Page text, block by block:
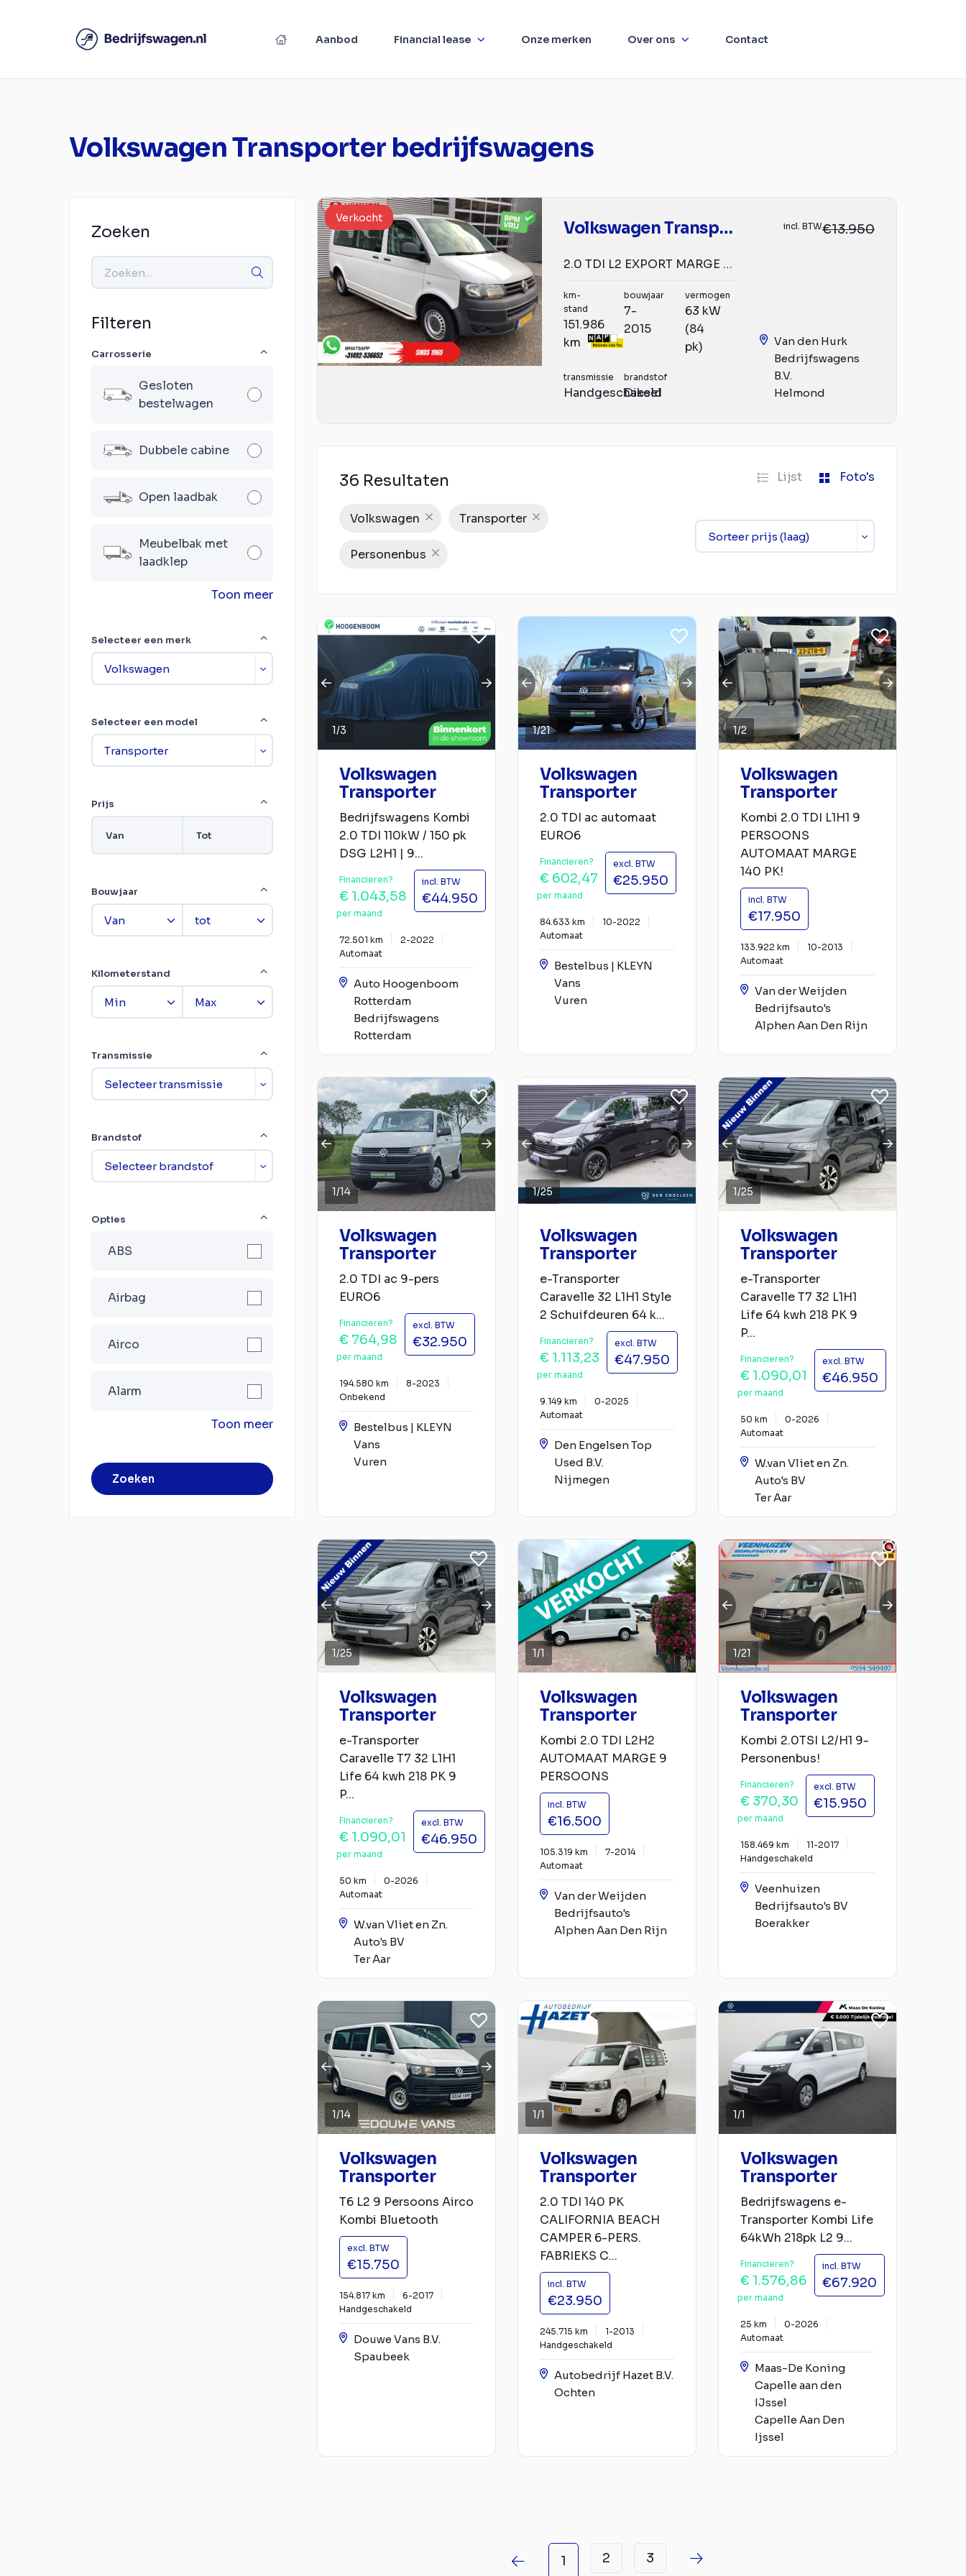
Aanbod Financial lease Onze merken Over ons Contact
Volkswagen Transporter bedrijfswagens
Zoeken
Filteren
Carrosserie
Gesloten
bestelwagen
Dubbele cabine
Open laadbak
Meubelbak met
laadklep
Toon meer
Selecteer een merk
Selecteer een model
Prijs
Van Tot
Bouwjaar
Kilometerstand
Transmissie
Brandstof
Opties
ABS
Airbag
Airco
Alarm
Toon meer
Zoeken
Verkocht
Volkswagen Transporter
2.0 TDI L2 EXPORT MARGE 9 Persoons/ Combi/ Kombi/ 9Pers./...
incl. BTW€13.950
km-
stand
151.986
km
bouwjaar
7-
2015
vermogen
63 kW
(84
pk)
transmissie
Handgeschakeld
brandstof
Diesel
Van den Hurk
Bedrijfswagens
B.V.
Helmond
36 Resultaten Lijst Foto's
Volkswagen Transporter
Personenbus
1/3
Volkswagen
Transporter
Bedrijfswagens Kombi
2.0 TDI 110kW / 150 pk
DSG L2H1 | 9...
Financieren?
€ 1.043,58
per maand
incl. BTW
€44.950
72.501 km
2-2022
Automaat
Auto Hoogenboom
Rotterdam
Bedrijfswagens
Rotterdam
1/21
Volkswagen
Transporter
2.0 TDI ac automaat
EURO6
Financieren?
€ 602,47
per maand
excl. BTW
€25.950
84.633 km
10-2022
Automaat
Bestelbus | KLEYN
Vans
Vuren
1/2
Volkswagen
Transporter
Kombi 2.0 TDI L1H1 9
PERSOONS
AUTOMAAT MARGE
140 PK!
incl. BTW
€17.950
133.922 km
10-2013
Automaat
Van der Weijden
Bedrijfsauto's
Alphen Aan Den Rijn
1/14
Volkswagen
Transporter
2.0 TDI ac 9-pers
EURO6
Financieren?
€ 764,98
per maand
excl. BTW
€32.950
194.580 km
8-2023
Onbekend
Bestelbus | KLEYN
Vans
Vuren
1/25
Volkswagen
Transporter
e-Transporter
Caravelle 32 L1H1 Style
2 Schuifdeuren 64 k...
Financieren?
€ 1.113,23
per maand
excl. BTW
€47.950
9.149 km
0-2025
Automaat
Den Engelsen Top
Used B.V.
Nijmegen
1/25
Volkswagen
Transporter
e-Transporter
Caravelle T7 32 L1H1
Life 64 kwh 218 PK 9
P...
Financieren?
€ 1.090,01
per maand
excl. BTW
€46.950
50 km
0-2026
Automaat
W.van Vliet en Zn.
Auto's BV
Ter Aar
1/25
Volkswagen
Transporter
e-Transporter
Caravelle T7 32 L1H1
Life 64 kwh 218 PK 9
P...
Financieren?
€ 1.090,01
per maand
excl. BTW
€46.950
50 km
0-2026
Automaat
W.van Vliet en Zn.
Auto's BV
Ter Aar
1/1
Volkswagen
Transporter
Kombi 2.0 TDI L2H2
AUTOMAAT MARGE 9
PERSOONS
incl. BTW
€16.500
105.319 km
7-2014
Automaat
Van der Weijden
Bedrijfsauto's
Alphen Aan Den Rijn
1/21
Volkswagen
Transporter
Kombi 2.0TSI L2/H1 9-
Personenbus!
Financieren?
€ 370,30
per maand
excl. BTW
€15.950
158.469 km
11-2017
Handgeschakeld
Veenhuizen
Bedrijfsauto's BV
Boerakker
1/14
Volkswagen
Transporter
T6 L2 9 Persoons Airco
Kombi Bluetooth
excl. BTW
€15.750
154.817 km
6-2017
Handgeschakeld
Douwe Vans B.V.
Spaubeek
1/1
Volkswagen
Transporter
2.0 TDI 140 PK
CALIFORNIA BEACH
CAMPER 6-PERS.
FABRIEKS C...
incl. BTW
€23.950
245.715 km
1-2013
Handgeschakeld
Autobedrijf Hazet B.V.
Ochten
1/1
Volkswagen
Transporter
Bedrijfswagens e-
Transporter Kombi Life
64kWh 218pk L2 9...
Financieren?
€ 1.576,86
per maand
incl. BTW
€67.920
25 km
0-2026
Automaat
Maas-De Koning
Capelle aan den
IJssel
Capelle Aan Den
Ijssel
1 2 3